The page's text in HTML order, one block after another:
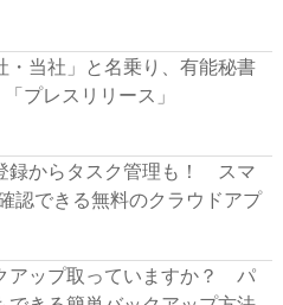
・当社」と名乗り、有能秘書
プレスリリース」
録からタスク管理も！ スマ
認できる無料のクラウドアプ
アップ取っていますか？ パ